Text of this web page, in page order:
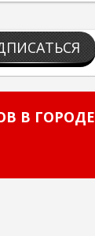
В ГОРОДЕ